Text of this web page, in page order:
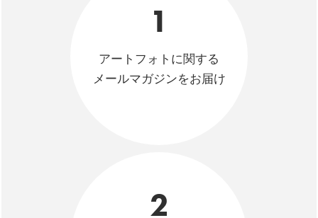
1
アートフォトに関する
メールマガジンをお届け
2